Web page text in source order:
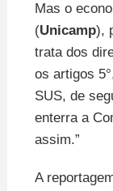
Mas o
(Unicamp),
trata dos
os artigos
SUS, de
enterra a
assim.”
A